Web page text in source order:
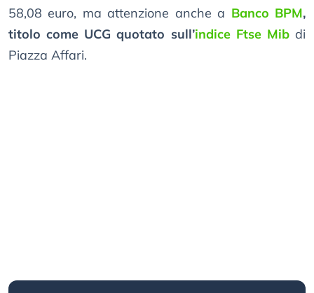
58,08 euro, ma attenzione anche a Banco BPM,
titolo come UCG quotato sull’indice Ftse Mibdi
Piazza Affari.